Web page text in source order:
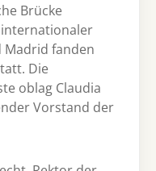
Brücke
internationaler
Madrid fanden
Die
oblag Claudia
Vorstand der